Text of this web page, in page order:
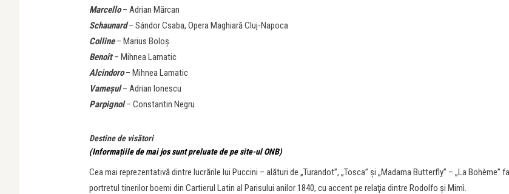
Marcello– Adrian Mărcan
Schaunard – Sándor Csaba, Opera Maghiară Cluj-Napoca
Colline– Marius Boloș
Benoît– Mihnea Lamatic
Alcindoro– Mihnea Lamatic
Vameşul– Adrian Ionescu
Parpignol– Constantin Negru
Destine de visători
(Informațiile de mai jos sunt preluate de pe site-ul ONB)
Cea mai reprezentativă dintre lucrările lui Puccini – alături de „Turandot”, „Tosca” şi „Madama Butterfly” – „La Bohème”
portretul tinerilor boemi din Cartierul Latin al Parisului anilor 1840, cu accent pe relaţia dintre Rodolfo şi Mimì.